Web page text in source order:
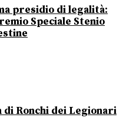
presidio di legalità:
Speciale Stenio
Ronchi dei Legionari